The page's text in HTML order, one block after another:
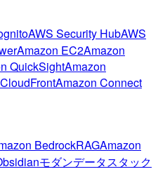
AWS Security HubAWS
Amazon EC2Amazon
QuickSightAmazon
Amazon Connect
BedrockRAGAmazon
モダンデータスタック